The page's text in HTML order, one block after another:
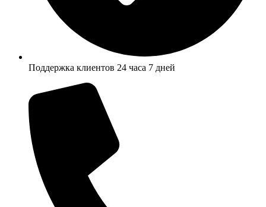
Поддержка клиентов 24 часа 7 дней